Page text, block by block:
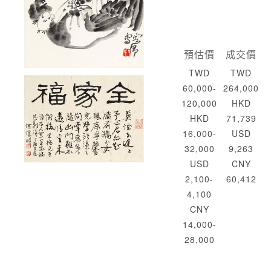
預估價
TWD
60,000-
120,000
HKD
16,000-
32,000
USD
2,100-
4,100
CNY
14,000-
28,000
成交價
TWD
264,000
HKD
71,739
USD
9,263
CNY
60,412